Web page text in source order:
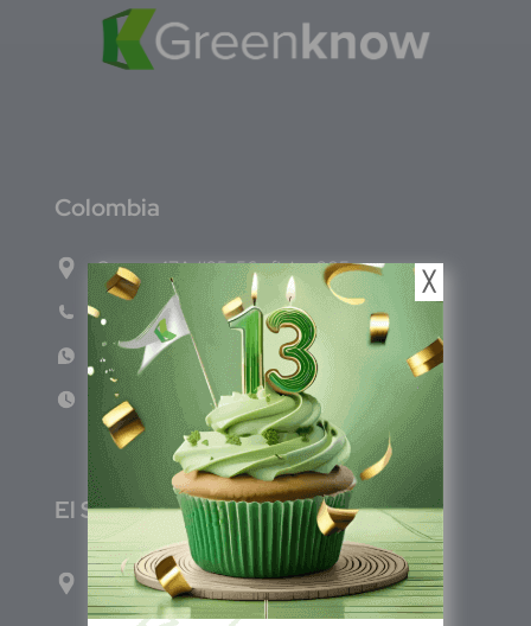
Colombia
Carrera 47A #95-56 oficina 305.
Teléfono: (601) 757 0706
WhatsApp: +57 317 465 1554
Lun - Vie 8:00am - 5:00pm
El Salvador
1ro Cll Pte, y 61 Av Nte, #3206, Local 9, San
Salvador Centro
╳